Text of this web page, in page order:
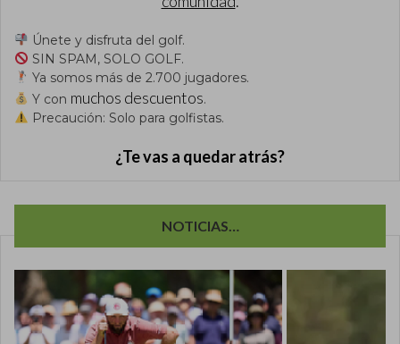
Únete y disfruta del golf.
SIN SPAM, SOLO GOLF.
Ya somos más de 2.700 jugadores.
Y con muchos descuentos.
Precaución: Solo para golfistas.
¿Te vas a quedar atrás?
NOTICIAS…